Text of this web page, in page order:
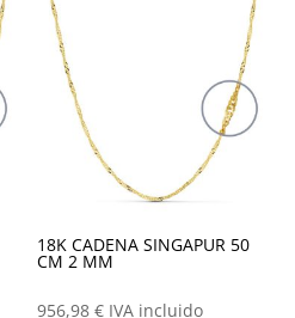
18K CADENA SINGAPUR 50
CM 2 MM
956,98€ IVA incluido